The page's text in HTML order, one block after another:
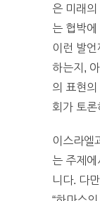
은 미래
는 협박
이런 발
하는지,
의 표현
회가 토론
이스라엘
는 주제
니다. 다